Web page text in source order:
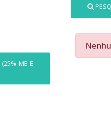
(25% ME E